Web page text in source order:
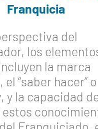
Franquicia
del
los
la marca
“saber hacer” o
y la capacidad